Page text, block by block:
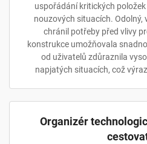
uspořádání kritických
nouzových situacích. Odolný,
chránil potřeby před vlivy
konstrukce umožňovala
od uživatelů zdůraznila
napjatých situacích, což
Organizér